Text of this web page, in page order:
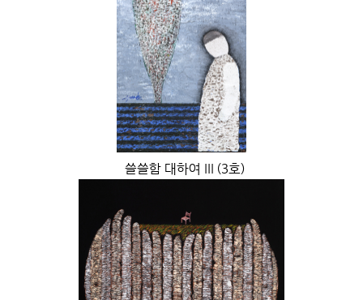
쓸쓸함 대하여 III (3호)